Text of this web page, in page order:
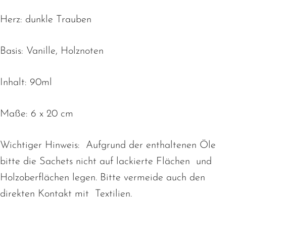
Herz: dunkle Trauben
Basis: Vanille, Holznoten
Inhalt: 90ml
Maße: 6 x 20 cm
Wichtiger Hinweis: Aufgrund der enthaltenen Öle
bitte die Sachets nicht auf lackierte Flächen und
Holzoberflächen legen. Bitte vermeide auch den
direkten Kontakt mit Textilien.